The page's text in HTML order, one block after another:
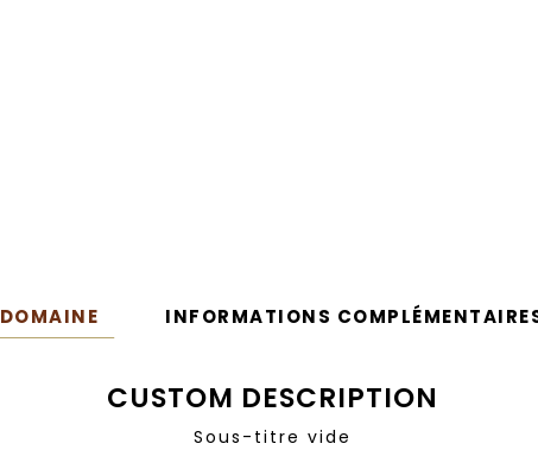
DOMAINE INFORMATIONS
CUSTOM DESCRIPTION
Sous-titre vide